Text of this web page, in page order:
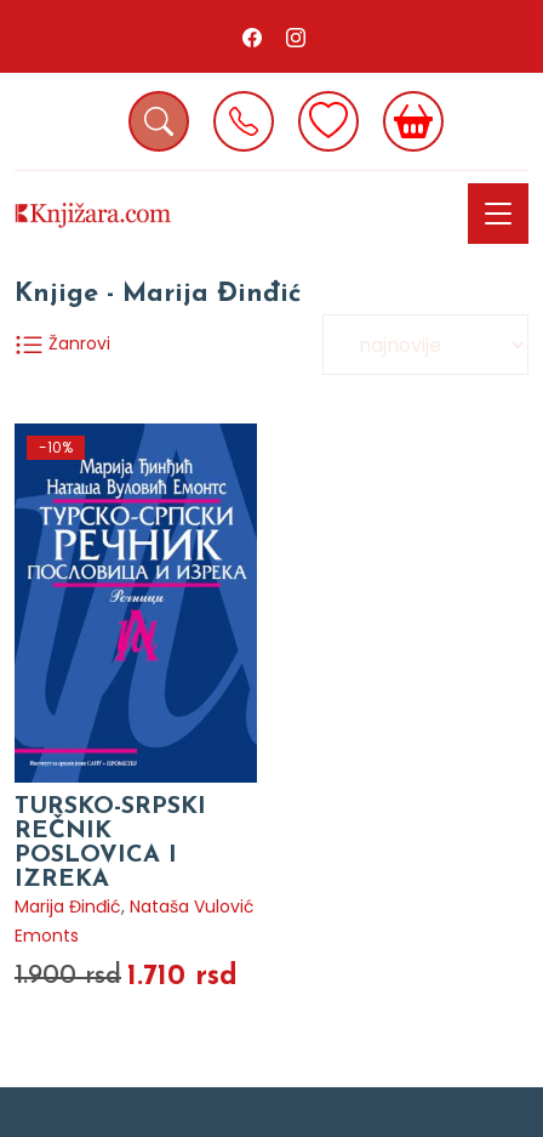
Knjige - Marija Đinđić
Žanrovi
-10%
TURSKO-SRPSKI
REČNIK
POSLOVICA I
IZREKA
Marija Đinđić, Nataša Vulović
Emonts
1.900 rsd 1.710 rsd